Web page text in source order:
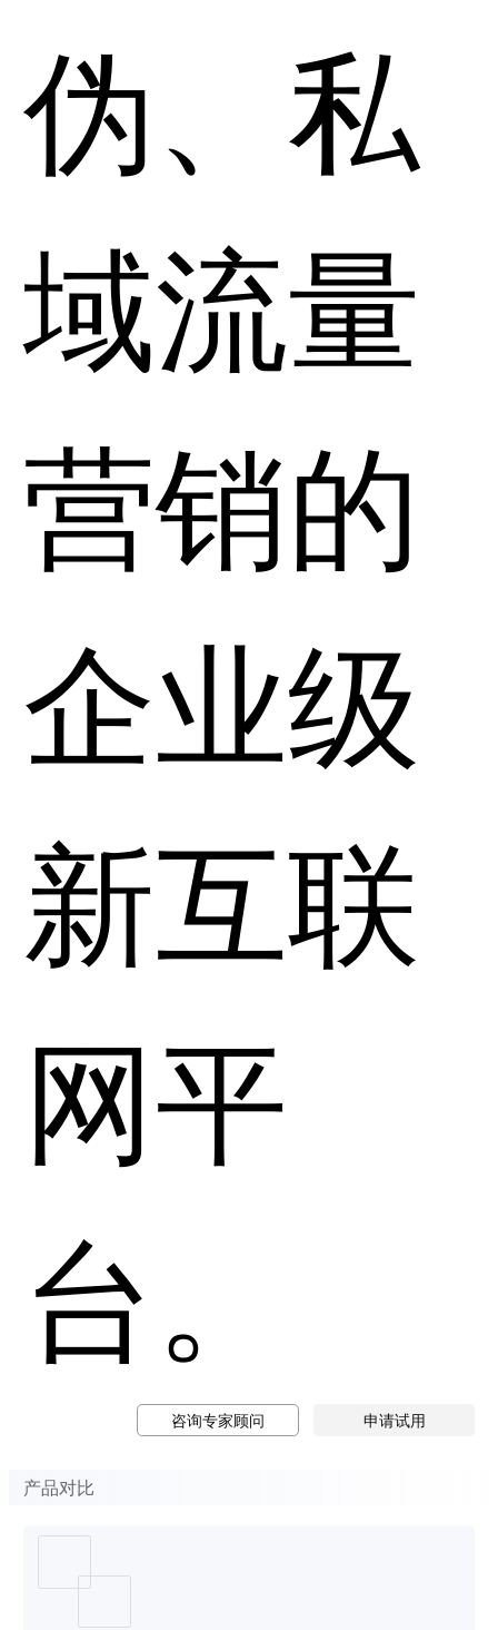
伪、私
域流量
营销的
企业级
新互联
网平
台。
咨询专家顾问 申请试用
产品对比